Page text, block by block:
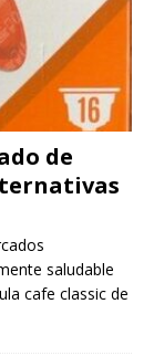
de
saludable
cafe classic de